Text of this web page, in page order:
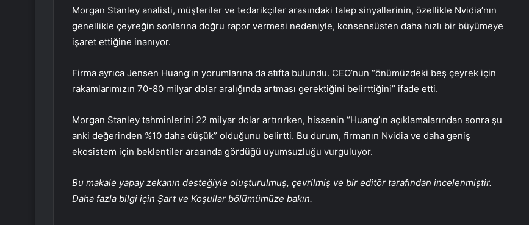
Morgan Stanley analisti, müşteriler ve tedarikçiler arasındaki talep sinyallerinin, özellikle Nvidia’nın
genellikle çeyreğin sonlarına doğru rapor vermesi nedeniyle, konsensüsten daha hızlı bir büyümeye
işaret ettiğine inanıyor.
Firma ayrıca Jensen Huang’ın yorumlarına da atıfta bulundu. CEO’nun “önümüzdeki beş çeyrek için
rakamlarımızın 70-80 milyar dolar aralığında artması gerektiğini belirttiğini” ifade etti.
Morgan Stanley tahminlerini 22 milyar dolar artırırken, hissenin “Huang’ın açıklamalarından sonra şu
anki değerinden %10 daha düşük” olduğunu belirtti. Bu durum, firmanın Nvidia ve daha geniş
ekosistem için beklentiler arasında gördüğü uyumsuzluğu vurguluyor.
Bu makale yapay zekanın desteğiyle oluşturulmuş, çevrilmiş ve bir editör tarafından incelenmiştir.
Daha fazla bilgi için Şart ve Koşullar bölümümüze bakın.